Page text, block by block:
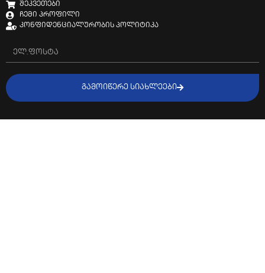
შეკვეთები
ჩემი პროფილი
კონფიდენციალურობის პოლიტიკა
ᲒᲐᲛᲝᲘᲬᲔᲠᲔ ᲡᲘᲐᲮᲚᲔᲔᲑᲘ